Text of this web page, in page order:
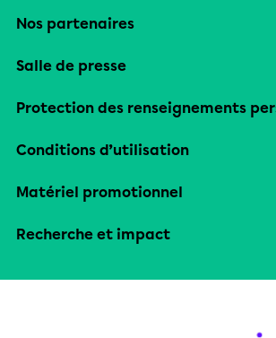
Nos partenaires
Salle de presse
Protection des renseignements
Conditions d’utilisation
Matériel promotionnel
Recherche et impact